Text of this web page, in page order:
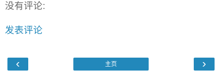
没有评论:
发表评论
‹ ›
主页